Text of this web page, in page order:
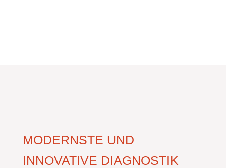
MODERNSTE UND
INNOVATIVE DIAGNOSTIK